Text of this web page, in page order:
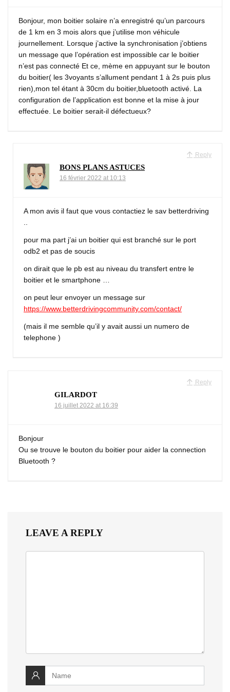
Bonjour, mon boitier solaire n’a enregistré qu’un parcours
de 1 km en 3 mois alors que j’utilise mon véhicule
journellement. Lorsque j’active la synchronisation j’obtiens
un message que l’opération est impossible car le boitier
n’est pas connecté Et ce, mème en appuyant sur le bouton
du boitier( les 3voyants s’allument pendant 1 à 2s puis plus
rien),mon tel étant à 30cm du boitier,bluetooth activé. La
configuration de l’application est bonne et la mise à jour
effectuée. Le boitier serait-il défectueux?
Reply
BONS PLANS ASTUCES
16 février 2022 at 10:13
A mon avis il faut que vous contactiez le sav betterdriving
..
pour ma part j’ai un boitier qui est branché sur le port
odb2 et pas de soucis
on dirait que le pb est au niveau du transfert entre le
boitier et le smartphone …
on peut leur envoyer un message sur
https://www.betterdrivingcommunity.com/contact/
(mais il me semble qu’il y avait aussi un numero de
telephone )
Reply
GILARDOT
16 juillet 2022 at 16:39
Bonjour
Ou se trouve le bouton du boitier pour aider la connection
Bluetooth ?
LEAVE A REPLY